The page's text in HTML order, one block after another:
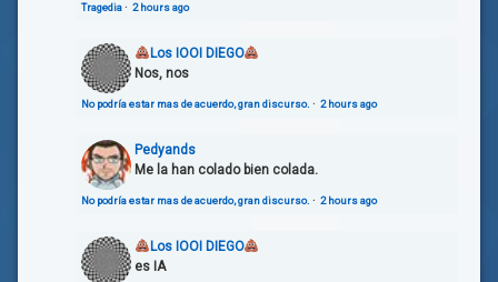
Tragedia· 2 hours ago
Los IOOI DIEGO
Nos, nos
No podría estar mas de acuerdo, gran discurso. · 2 hours ago
Pedyands
Me la han colado bien colada.
No podría estar mas de acuerdo, gran discurso. · 2 hours ago
Los IOOI DIEGO
es IA